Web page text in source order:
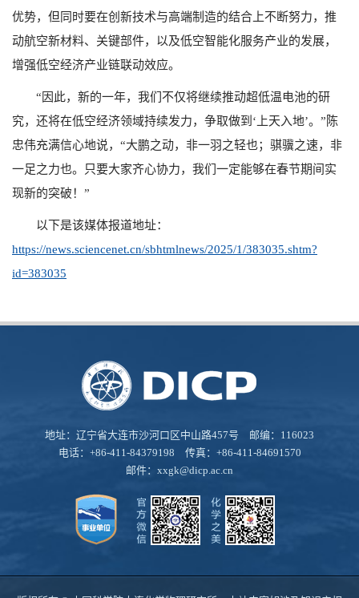
优势，但同时要在创新技术与高端制造的结合上不断努力，推
动航空新材料、关键部件，以及低空智能化服务产业的发展，
增强低空经济产业链联动效应。
“因此，新的一年，我们不仅将继续推动超低温电池的研
究，还将在低空经济领域持续发力，争取做到‘上天入地’。”陈
忠伟充满信心地说，“大鹏之动，非一羽之轻也；骐骥之速，非
一足之力也。只要大家齐心协力，我们一定能够在春节期间实
现新的突破！”
以下是该媒体报道地址：
https://news.sciencenet.cn/sbhtmlnews/2025/1/383035.shtm?
id=383035
地址：辽宁省大连市沙河口区中山路457号 邮编：116023
电话：+86-411-84379198 传真：+86-411-84691570
邮件： xxgk@dicp.ac.cn